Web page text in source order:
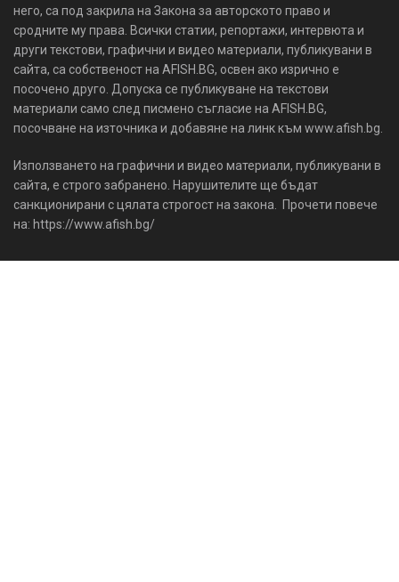
него, са под закрила на Закона за авторското право и
сродните му права. Всички статии, репортажи, интервюта и
други текстови, графични и видео материали, публикувани в
сайта, са собственост на AFISH.BG, освен ако изрично е
посочено друго. Допуска се публикуване на текстови
материали само след писмено съгласие на AFISH.BG,
посочване на източника и добавяне на линк към www.afish.bg.
Използването на графични и видео материали, публикувани в
сайта, е строго забранено. Нарушителите ще бъдат
санкционирани с цялата строгост на закона. Прочети повече
на: https://www.afish.bg/